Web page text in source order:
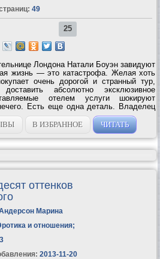
49
25
Лондона Натали Боуэн завидуют
жизнь — это катастрофа. Желая хоть
очень дорогой и странный тур,
абсолютно эксклюзивное
отелем услуги шокируют
Есть еще одна деталь. Владелец
— человек жесткий и очень
привык...В ИЗБРАННОЕ ЧИТАТЬ
оттенков
Марина
и отношения;
3
2013-11-20